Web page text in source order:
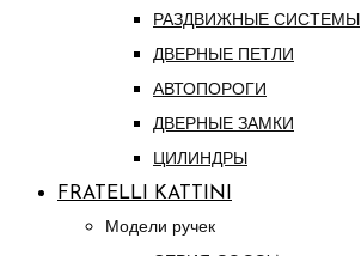
РАЗДВИЖНЫЕ СИСТЕМЫ
ДВЕРНЫЕ ПЕТЛИ
АВТОПОРОГИ
ДВЕРНЫЕ ЗАМКИ
ЦИЛИНДРЫ
FRATELLI KATTINI
Модели ручек